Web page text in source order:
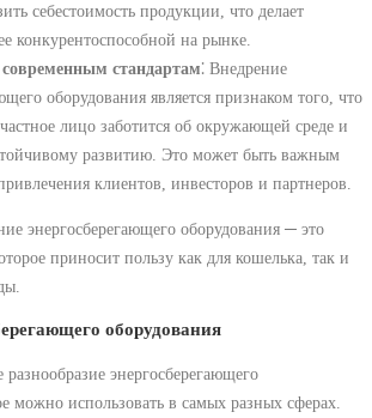
себестоимость продукции, что делает
конкурентоспособной на рынке.
современным стандартам⁚ Внедрение
оборудования является признаком того, что
лицо заботится об окружающей среде и
развитию. Это может быть важным
клиентов, инвесторов и партнеров.
энергосберегающего оборудования ─ это
приносит пользу как для кошелька, так и
оборудования
энергосберегающего
можно использовать в самых разных сферах.